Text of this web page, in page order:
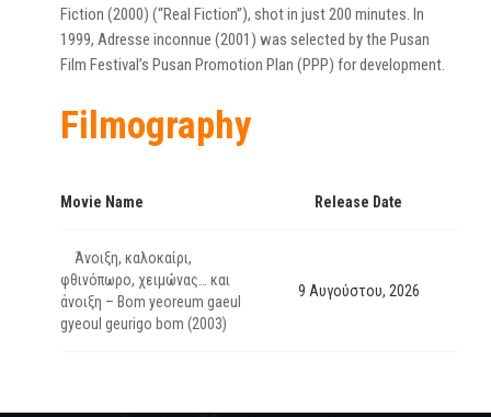
Fiction (2000) (“Real Fiction”), shot in just 200 minutes. In
1999, Adresse inconnue (2001) was selected by the Pusan
Film Festival’s Pusan Promotion Plan (PPP) for development.
Filmography
Movie Name Release Date
Άνοιξη, καλοκαίρι,
φθινόπωρο, χειμώνας… και
άνοιξη – Bom yeoreum gaeul
gyeoul geurigo bom (2003)
9 Αυγούστου, 2026